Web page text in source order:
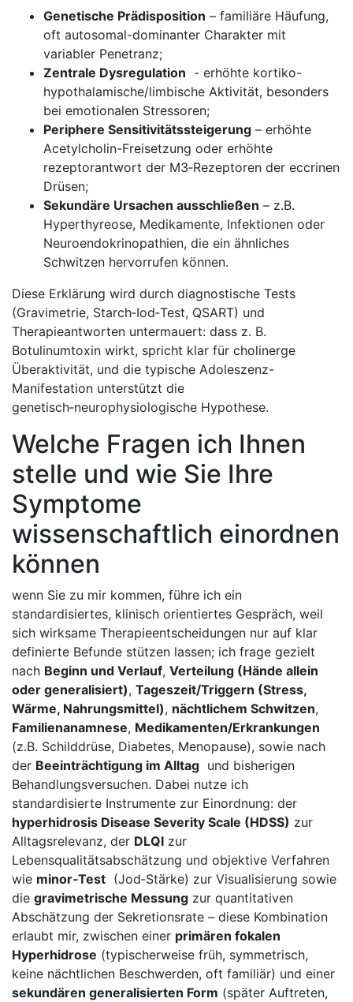
Genetische Prädisposition – familiäre Häufung,
oft⁣ autosomal-dominanter Charakter mit
variabler Penetranz;
Zentrale‌ Dysregulation ⁢ -‍ erhöhte kortiko-
hypothalamische/limbische Aktivität, besonders
bei emotionalen Stressoren;
Periphere Sensitivitätssteigerung – erhöhte
‌Acetylcholin-Freisetzung oder erhöhte
⁤rezeptorantwort der M3‑Rezeptoren der eccrinen
Drüsen;
Sekundäre Ursachen ausschließen – z.B.
Hyperthyreose, Medikamente, Infektionen oder
‌Neuroendokrinopathien, die ein ähnliches
Schwitzen hervorrufen können.
Diese Erklärung wird durch diagnostische Tests⁣
(Gravimetrie, Starch‑Iod‑Test, QSART) und⁣
Therapieantworten⁢ untermauert: dass z. B.
Botulinumtoxin wirkt, spricht klar für cholinerge
Überaktivität, und die typische Adoleszenz-
Manifestation unterstützt die
genetisch‑neurophysiologische‍ Hypothese.
Welche Fragen ich Ihnen
stelle und wie Sie Ihre‍
Symptome
wissenschaftlich‌ einordnen
können
wenn Sie zu mir kommen, ‌führe ich ein
standardisiertes, klinisch orientiertes⁢ Gespräch, weil
sich wirksame Therapieentscheidungen nur auf klar
definierte ⁤Befunde ⁤stützen lassen; ich frage gezielt
nach Beginn und Verlauf, Verteilung ⁢(Hände allein
oder generalisiert), Tageszeit/Triggern (Stress,
Wärme, Nahrungsmittel),⁤ nächtlichem Schwitzen,
Familienanamnese, Medikamenten/Erkrankungen
(z.B. Schilddrüse, ⁤Diabetes, Menopause), sowie nach
der⁢ Beeinträchtigung im Alltag ⁤ und bisherigen
⁢Behandlungsversuchen. Dabei nutze ich
standardisierte Instrumente zur Einordnung: der
hyperhidrosis Disease Severity‍ Scale (HDSS) zur
Alltagsrelevanz, ​der DLQI zur‍
Lebensqualitätsabschätzung ​und objektive Verfahren
wie minor‑Test ⁤ (Jod‑Stärke) zur Visualisierung sowie
die gravimetrische Messung zur quantitativen
Abschätzung​ der⁢ Sekretionsrate – diese Kombination
erlaubt mir, zwischen einer primären fokalen
Hyperhidrose (typischerweise ‌früh,‌ symmetrisch,
keine nächtlichen Beschwerden, oft familiär) und einer
sekundären ​generalisierten Form (später Auftreten,